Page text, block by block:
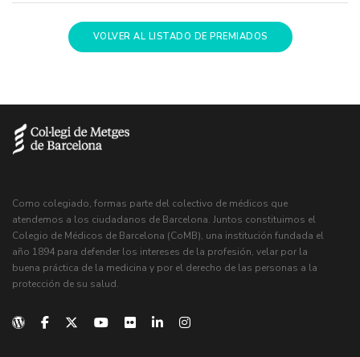
VOLVER AL LISTADO DE PREMIADOS
Como colegiado, formas parte del colectivo de médicos que
atendemos a los ciudadanos de Barcelona. Juntos constituimos el
Colegio de Médicos de Barcelona (CoMB), una institución fundada el
año 1894 para defender los intereses de la profesión, velar por la
buena práctica de la medicina y por el derecho de las personas a la
protección de su salud.